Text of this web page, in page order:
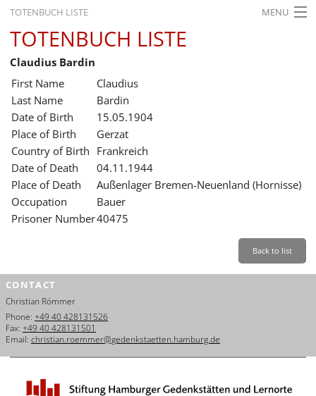
TOTENBUCH LISTE MENU
STARTSEITE
AUSSTELLUNGEN
GESCHICHTE
BILDUNG
FORSCHUNG
SERVICE
Leichte Sprache Back
Dansk
Español
TOTENBUCH LISTE
Claudius Bardin
First Name
Claudius
Last Name
Bardin
Date of Birth
15.05.1904
Place of Birth
Gerzat
Country of Birth Frankreich
Date of Death
04.11.1944
Place of Death
Außenlager Bremen-Neuenland (Hornisse)
Occupation
Bauer
Prisoner Number40475
Back to list
CONTACT
Christian Römmer
Phone: +49 40 428131526
Fax: +49 40 428131501
Email: christian.roemmer@gedenkstaetten.hamburg.de